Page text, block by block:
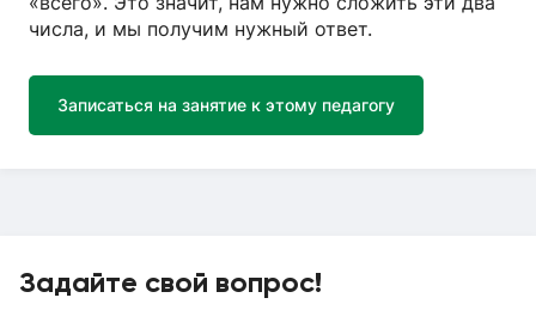
числа, и мы получим нужный ответ.
Записаться на занятие к этому педагогу
Задайте свой вопрос!